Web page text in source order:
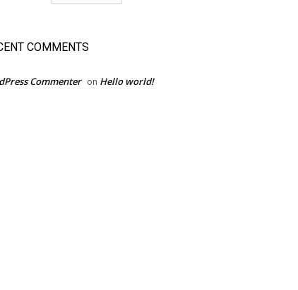
COMMENTS
Commenter on Hello world!